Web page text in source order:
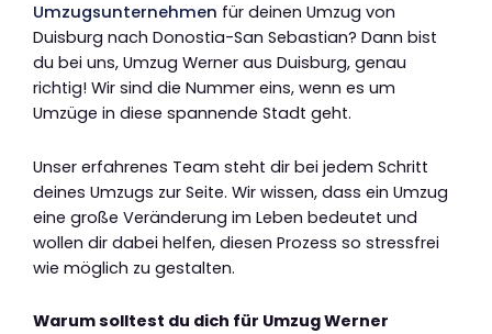
Umzugsunternehmen für deinen Umzug von
Duisburg nach Donostia-San Sebastian? Dann bist
du bei uns, Umzug Werner aus Duisburg, genau
richtig! Wir sind die Nummer eins, wenn es um
Umzüge in diese spannende Stadt geht.
Unser erfahrenes Team steht dir bei jedem Schritt
deines Umzugs zur Seite. Wir wissen, dass ein Umzug
eine große Veränderung im Leben bedeutet und
wollen dir dabei helfen, diesen Prozess so stressfrei
wie möglich zu gestalten.
Warum solltest du dich für Umzug Werner